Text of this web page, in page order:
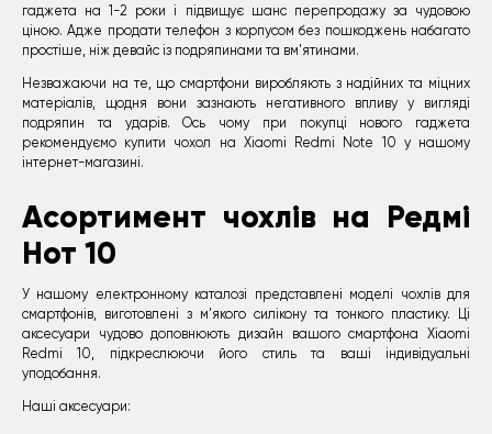
гаджета на 1-2 роки і підвищує шанс перепродажу за чудовою
ціною. Адже продати телефон з корпусом без пошкоджень набагато
простіше, ніж девайс із подряпинами та вм'ятинами.
Незважаючи на те, що смартфони виробляють з надійних та міцних
матеріалів, щодня вони зазнають негативного впливу у вигляді
подряпин та ударів. Ось чому при покупці нового гаджета
рекомендуємо купити чохол на Xiaomi Redmi Note 10 у нашому
інтернет-магазині.
Асортимент чохлів на Редмі
Нот 10
У нашому електронному каталозі представлені моделі чохлів для
смартфонів, виготовлені з м'якого силікону та тонкого пластику. Ці
аксесуари чудово доповнюють дизайн вашого смартфона Xiaomi
Redmi 10, підкреслюючи його стиль та ваші індивідуальні
уподобання.
Наші аксесуари: